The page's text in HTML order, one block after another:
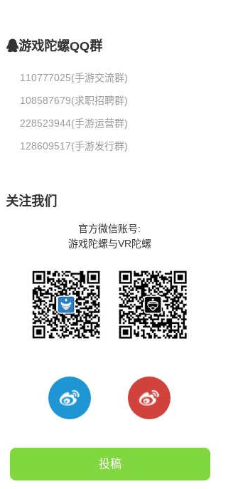
游戏陀螺QQ群
110777025(手游交流群)
108587679(求职招聘群)
228523944(手游运营群)
128609517(手游发行群)
关注我们
官方微信账号:
游戏陀螺与VR陀螺
投稿